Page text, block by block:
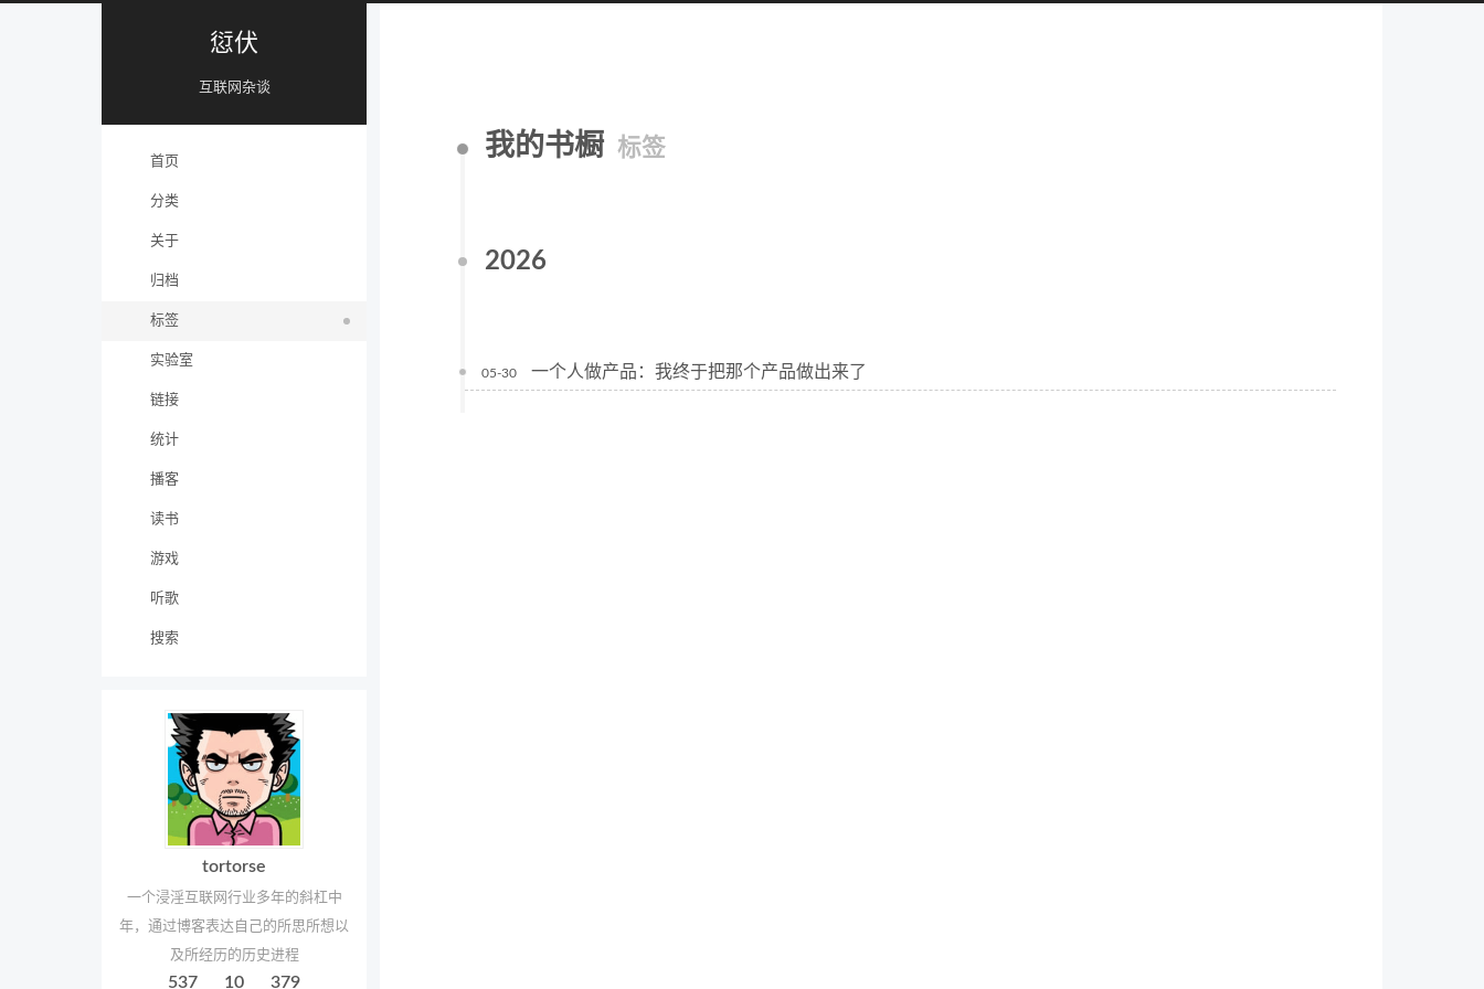
愆伏
互联网杂谈
首页
分类
关于
归档
标签
实验室
链接
统计
播客
读书
游戏
听歌
搜索
tortorse
一个浸淫互联网行业多年的斜杠中
年，通过博客表达自己的所思所想以
及所经历的历史进程
537 10 379
我的书橱 标签
2026
05-30 一个人做产品：我终于把那个产品做出来了